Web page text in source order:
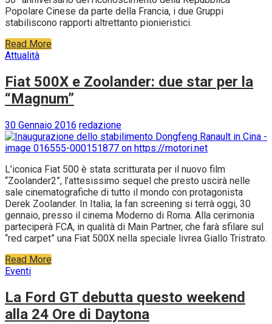
Popolare Cinese da parte della Francia, i due Gruppi
stabiliscono rapporti altrettanto pionieristici.
Read More
Attualità
Fiat 500X e Zoolander: due star per la
“Magnum”
30 Gennaio 2016 redazione
L’iconica Fiat 500 è stata scritturata per il nuovo film
“Zoolander2”, l’attesissimo sequel che presto uscirà nelle
sale cinematografiche di tutto il mondo con protagonista
Derek Zoolander. In Italia, la fan screening si terrà oggi, 30
gennaio, presso il cinema Moderno di Roma. Alla cerimonia
parteciperà FCA, in qualità di Main Partner, che farà sfilare sul
“red carpet” una Fiat 500X nella speciale livrea Giallo Tristrato.
Read More
Eventi
La Ford GT debutta questo weekend
alla 24 Ore di Daytona